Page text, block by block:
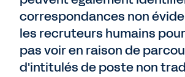
correspondances non
les recruteurs humains
pas voir en raison de
d'intitulés de poste non